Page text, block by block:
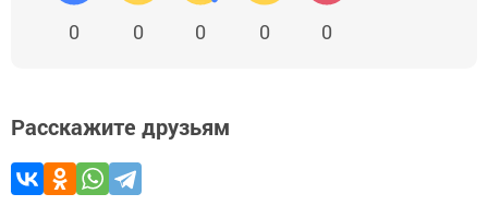
0 0 0 0 0
Расскажите друзьям